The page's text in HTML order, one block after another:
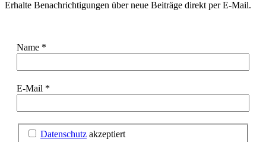
Erhalte Benachrichtigungen über neue Beiträge direkt per E-Mail.
Name *
E-Mail *
Datenschutz akzeptiert